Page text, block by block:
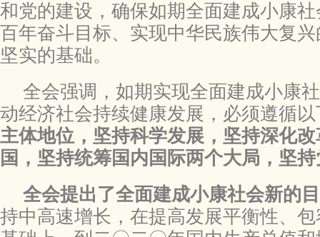
和党的建设，确保如期全面建成小康
百年奋斗目标、实现中华民族伟大复
坚实的基础。
全会强调，如期实现全面建成小康
动经济社会持续健康发展，必须遵循以
主体地位，坚持科学发展，坚持深化
国，坚持统筹国内国际两个大局，坚
全会提出了全面建成小康社会新的
持中高速增长，在提高发展平衡性、